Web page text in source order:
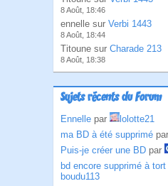
8 Août, 18:46
ennelle sur Verbi 1443
8 Août, 18:44
Titoune sur Charade 213
8 Août, 18:38
Sujets récents du Forum
Ennelle par
lolotte21
ma BD à été supprimé par
Puis-je créer une BD par
bd encore supprimé à tort
boudu113